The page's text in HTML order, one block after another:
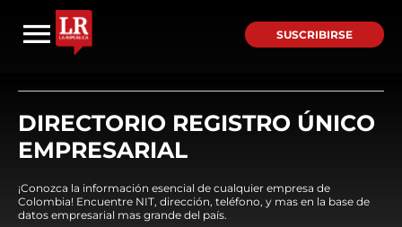
SUSCRIBIRSE
DIRECTORIO REGISTRO ÚNICO
EMPRESARIAL
¡Conozca la información esencial de cualquier empresa de
Colombia! Encuentre NIT, dirección, teléfono, y mas en la base de
datos empresarial mas grande del país.